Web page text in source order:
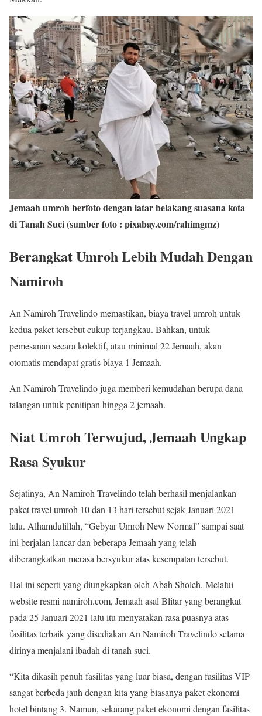
Jemaah umroh berfoto dengan latar belakang suasana kota
di Tanah Suci (sumber foto : pixabay.com/rahimgmz)
Berangkat Umroh Lebih Mudah Dengan
Namiroh
An Namiroh Travelindo memastikan, biaya travel umroh untuk
kedua paket tersebut cukup terjangkau. Bahkan, untuk
pemesanan secara kolektif, atau minimal 22 Jemaah, akan
otomatis mendapat gratis biaya 1 Jemaah.
An Namiroh Travelindo juga memberi kemudahan berupa dana
talangan untuk penitipan hingga 2 jemaah.
Niat Umroh Terwujud, Jemaah Ungkap
Rasa Syukur
Sejatinya, An Namiroh Travelindo telah berhasil menjalankan
paket travel umroh 10 dan 13 hari tersebut sejak Januari 2021
lalu. Alhamdulillah, “Gebyar Umroh New Normal” sampai saat
ini berjalan lancar dan beberapa Jemaah yang telah
diberangkatkan merasa bersyukur atas kesempatan tersebut.
Hal ini seperti yang diungkapkan oleh Abah Sholeh. Melalui
website resmi namiroh.com, Jemaah asal Blitar yang berangkat
pada 25 Januari 2021 lalu itu menyatakan rasa puasnya atas
fasilitas terbaik yang disediakan An Namiroh Travelindo selama
dirinya menjalani ibadah di tanah suci.
“Kita dikasih penuh fasilitas yang luar biasa, dengan fasilitas VIP
sangat berbeda jauh dengan kita yang biasanya paket ekonomi
hotel bintang 3. Namun, sekarang paket ekonomi dengan fasilitas